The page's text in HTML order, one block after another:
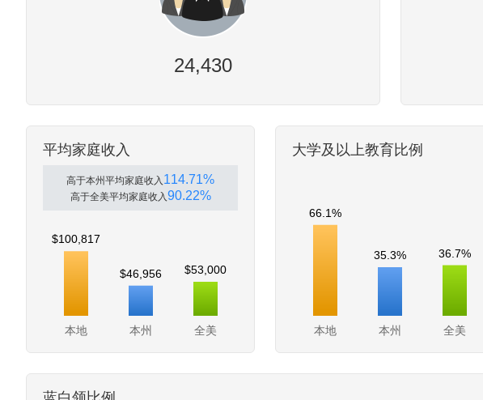
24,430
平均家庭收入
高于本州平均家庭收入 114.71%
高于全美平均家庭收入90.22%
本地 本州 全美
$100,817
$46,956 $53,000
大学及以上教育比例
本地 本州 全美
66.1%
35.3% 36.7%